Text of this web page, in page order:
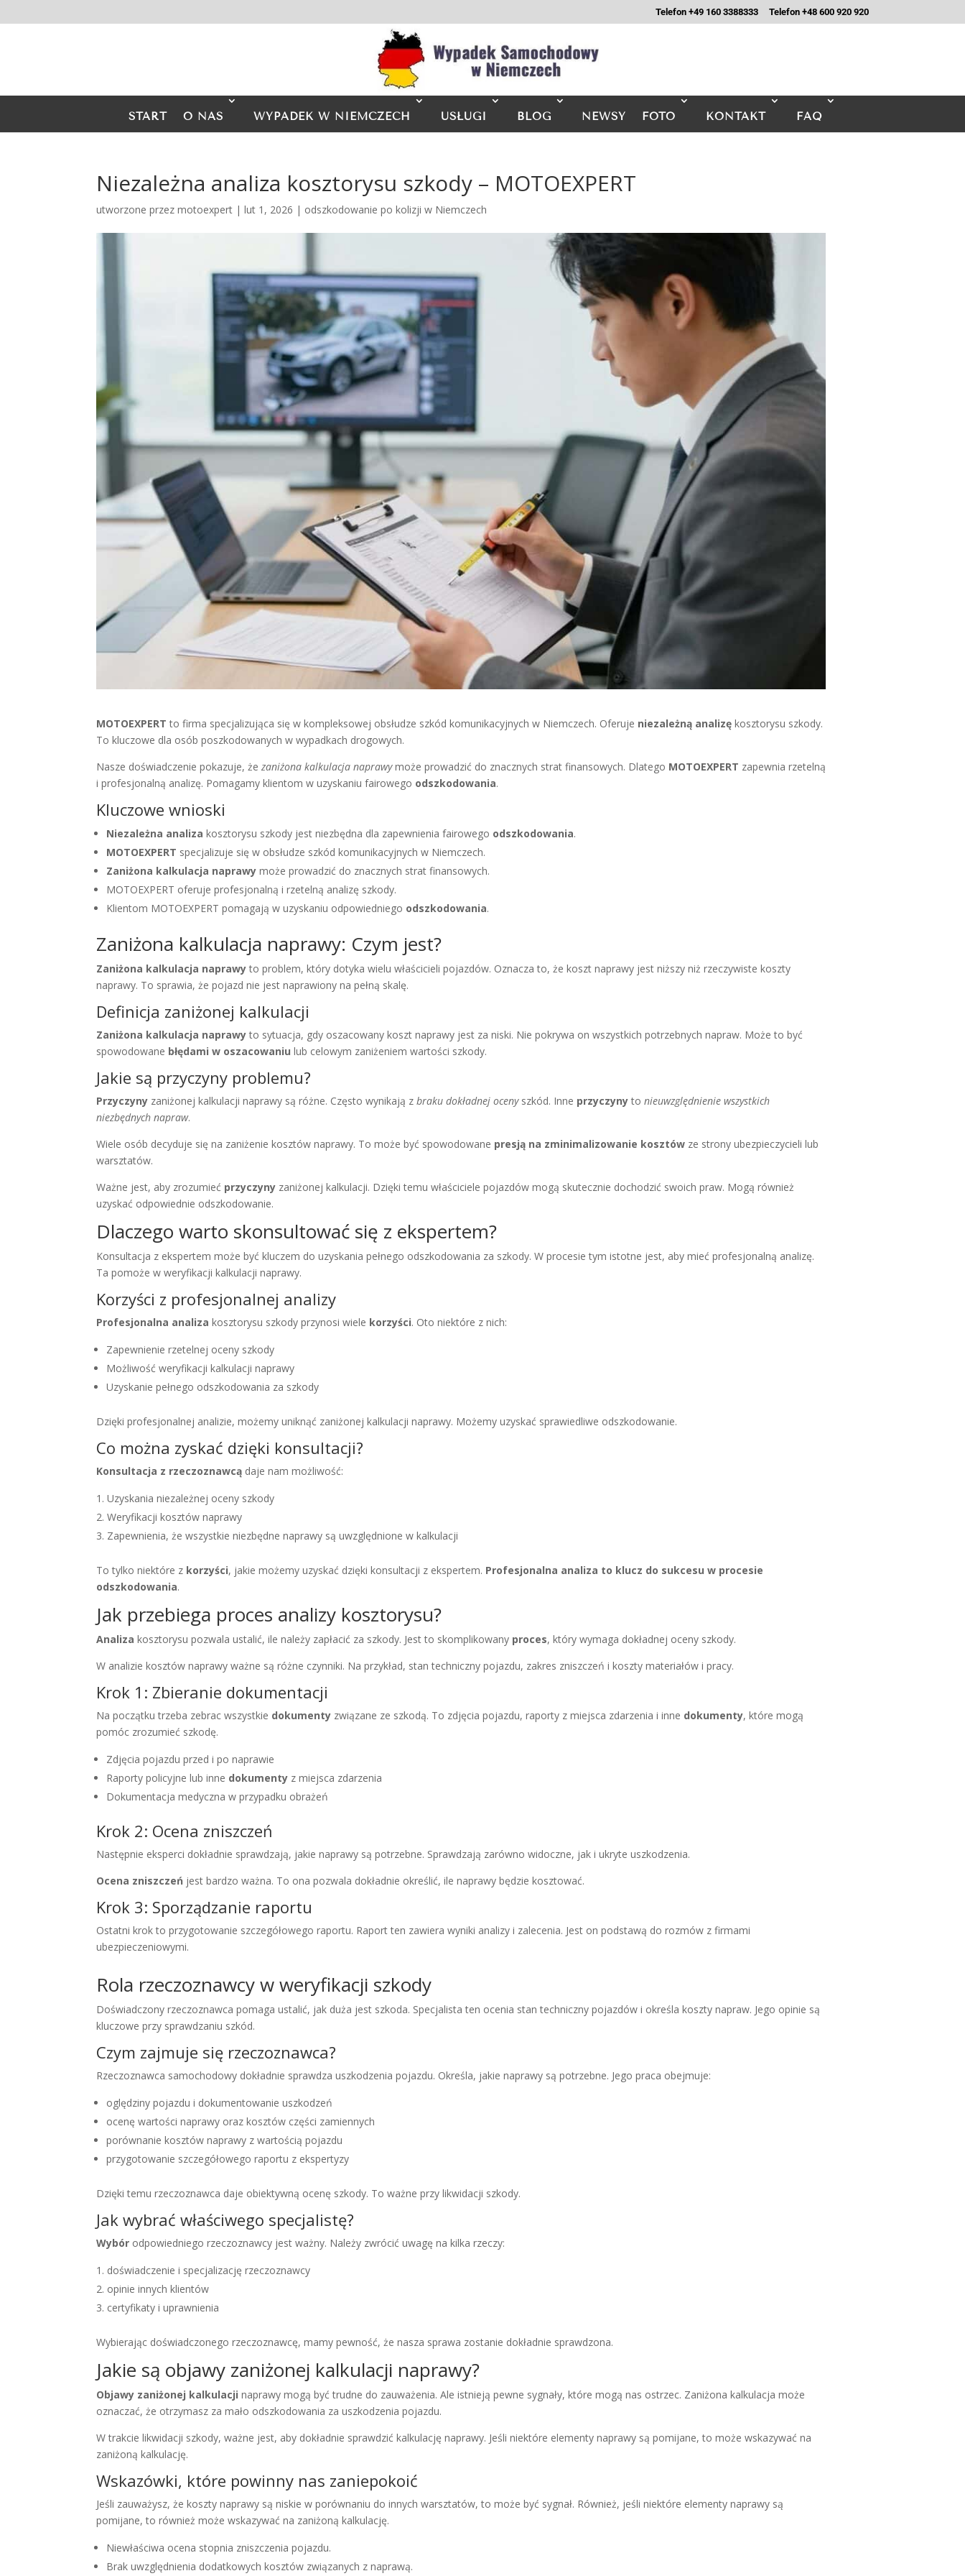
Telefon +49 160 3388333 Telefon +48 600 920 920
START O NAS WYPADEK W NIEMCZECH USŁUGI BLOG NEWSY FOTO KONTAKT FAQ
Niezależna analiza kosztorysu szkody – MOTOEXPERT
utworzone przezmotoexpert |lut 1, 2026 | odszkodowanie po kolizji w Niemczech
MOTOEXPERT to firma specjalizująca się w kompleksowej obsłudze szkód komunikacyjnych w Niemczech. Oferuje niezależną analizę kosztorysu szkody.
To kluczowe dla osób poszkodowanych w wypadkach drogowych.
Nasze doświadczenie pokazuje, żezaniżona kalkulacja naprawymoże prowadzić do znacznych strat finansowych. Dlatego MOTOEXPERT zapewnia rzetelną
i profesjonalną analizę. Pomagamy klientom w uzyskaniu fairowego odszkodowania.
Kluczowe wnioski
Niezależna analiza kosztorysu szkody jest niezbędna dla zapewnienia fairowego odszkodowania.
MOTOEXPERT specjalizuje się w obsłudze szkód komunikacyjnych w Niemczech.
Zaniżona kalkulacja naprawy może prowadzić do znacznych strat finansowych.
MOTOEXPERT oferuje profesjonalną i rzetelną analizę szkody.
Klientom MOTOEXPERT pomagają w uzyskaniu odpowiedniego odszkodowania.
Zaniżona kalkulacja naprawy: Czym jest?
Zaniżona kalkulacja naprawyto problem, który dotyka wielu właścicieli pojazdów. Oznacza to, że koszt naprawy jest niższy niż rzeczywiste koszty
naprawy. To sprawia, że pojazd nie jest naprawiony na pełną skalę.
Definicja zaniżonej kalkulacji
Zaniżona kalkulacja naprawyto sytuacja, gdy oszacowany koszt naprawy jest za niski. Nie pokrywa on wszystkich potrzebnych napraw. Może to być
spowodowane błędami w oszacowaniu lub celowym zaniżeniem wartości szkody.
Jakie są przyczyny problemu?
Przyczyny zaniżonej kalkulacji naprawy są różne. Często wynikają zbraku dokładnej ocenyszkód. Inne przyczynytonieuwzględnienie wszystkich
niezbędnych napraw.
Wiele osób decyduje się na zaniżenie kosztów naprawy. To może być spowodowane presją na zminimalizowanie kosztów ze strony ubezpieczycieli lub
warsztatów.
Ważne jest, aby zrozumieć przyczyny zaniżonej kalkulacji. Dzięki temu właściciele pojazdów mogą skutecznie dochodzić swoich praw. Mogą również
uzyskać odpowiednie odszkodowanie.
Dlaczego warto skonsultować się z ekspertem?
Konsultacja z ekspertem może być kluczem do uzyskania pełnego odszkodowania za szkody. W procesie tym istotne jest, aby mieć profesjonalną analizę.
Ta pomoże w weryfikacji kalkulacji naprawy.
Korzyści z profesjonalnej analizy
Profesjonalna analiza kosztorysu szkody przynosi wiele korzyści. Oto niektóre z nich:
Zapewnienie rzetelnej oceny szkody
Możliwość weryfikacji kalkulacji naprawy
Uzyskanie pełnego odszkodowania za szkody
Dzięki profesjonalnej analizie, możemy uniknąć zaniżonej kalkulacji naprawy. Możemy uzyskać sprawiedliwe odszkodowanie.
Co można zyskać dzięki konsultacji?
Konsultacja z rzeczoznawcą daje nam możliwość:
Uzyskania niezależnej oceny szkody
Weryfikacji kosztów naprawy
Zapewnienia, że wszystkie niezbędne naprawy są uwzględnione w kalkulacji
To tylko niektóre z korzyści, jakie możemy uzyskać dzięki konsultacji z ekspertem. Profesjonalna analiza to klucz do sukcesu w procesie
odszkodowania.
Jak przebiega proces analizy kosztorysu?
Analiza kosztorysu pozwala ustalić, ile należy zapłacić za szkody. Jest to skomplikowany proces, który wymaga dokładnej oceny szkody.
W analizie kosztów naprawy ważne są różne czynniki. Na przykład, stan techniczny pojazdu, zakres zniszczeń i koszty materiałów i pracy.
Krok 1: Zbieranie dokumentacji
Na początku trzeba zebrac wszystkie dokumenty związane ze szkodą. To zdjęcia pojazdu, raporty z miejsca zdarzenia i inne dokumenty, które mogą
pomóc zrozumieć szkodę.
Zdjęcia pojazdu przed i po naprawie
Raporty policyjne lub inne dokumenty z miejsca zdarzenia
Dokumentacja medyczna w przypadku obrażeń
Krok 2: Ocena zniszczeń
Następnie eksperci dokładnie sprawdzają, jakie naprawy są potrzebne. Sprawdzają zarówno widoczne, jak i ukryte uszkodzenia.
Ocena zniszczeń jest bardzo ważna. To ona pozwala dokładnie określić, ile naprawy będzie kosztować.
Krok 3: Sporządzanie raportu
Ostatni krok to przygotowanie szczegółowego raportu. Raport ten zawiera wyniki analizy i zalecenia. Jest on podstawą do rozmów z firmami
ubezpieczeniowymi.
Rola rzeczoznawcy w weryfikacji szkody
Doświadczony rzeczoznawca pomaga ustalić, jak duża jest szkoda. Specjalista ten ocenia stan techniczny pojazdów i określa koszty napraw. Jego opinie są
kluczowe przy sprawdzaniu szkód.
Czym zajmuje się rzeczoznawca?
Rzeczoznawca samochodowy dokładnie sprawdza uszkodzenia pojazdu. Określa, jakie naprawy są potrzebne. Jego praca obejmuje:
oględziny pojazdu i dokumentowanie uszkodzeń
ocenę wartości naprawy oraz kosztów części zamiennych
porównanie kosztów naprawy z wartością pojazdu
przygotowanie szczegółowego raportu z ekspertyzy
Dzięki temu rzeczoznawca daje obiektywną ocenę szkody. To ważne przy likwidacji szkody.
Jak wybrać właściwego specjalistę?
Wybór odpowiedniego rzeczoznawcy jest ważny. Należy zwrócić uwagę na kilka rzeczy:
doświadczenie i specjalizację rzeczoznawcy
opinie innych klientów
certyfikaty i uprawnienia
Wybierając doświadczonego rzeczoznawcę, mamy pewność, że nasza sprawa zostanie dokładnie sprawdzona.
Jakie są objawy zaniżonej kalkulacji naprawy?
Objawy zaniżonej kalkulacji naprawy mogą być trudne do zauważenia. Ale istnieją pewne sygnały, które mogą nas ostrzec. Zaniżona kalkulacja może
oznaczać, że otrzymasz za mało odszkodowania za uszkodzenia pojazdu.
W trakcie likwidacji szkody, ważne jest, aby dokładnie sprawdzić kalkulację naprawy. Jeśli niektóre elementy naprawy są pomijane, to może wskazywać na
zaniżoną kalkulację.
Wskazówki, które powinny nas zaniepokoić
Jeśli zauważysz, że koszty naprawy są niskie w porównaniu do innych warsztatów, to może być sygnał. Również, jeśli niektóre elementy naprawy są
pomijane, to również może wskazywać na zaniżoną kalkulację.
Niewłaściwa ocena stopnia zniszczenia pojazdu.
Brak uwzględnienia dodatkowych kosztów związanych z naprawą.